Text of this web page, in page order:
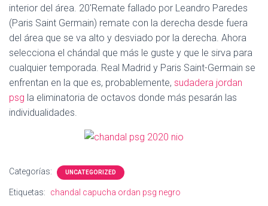
G
Ó
interior del área. 20′Remate fallado por Leandro Paredes
(Paris Saint Germain) remate con la derecha desde fuera
del área que se va alto y desviado por la derecha. Ahora
selecciona el chándal que más le guste y que le sirva para
cualquier temporada. Real Madrid y Paris Saint-Germain se
enfrentan en la que es, probablemente, sudadera jordan
psg la eliminatoria de octavos donde más pesarán las
individualidades.
Categorías: UNCATEGORIZED
Etiquetas:
chandal capucha ordan psg negro